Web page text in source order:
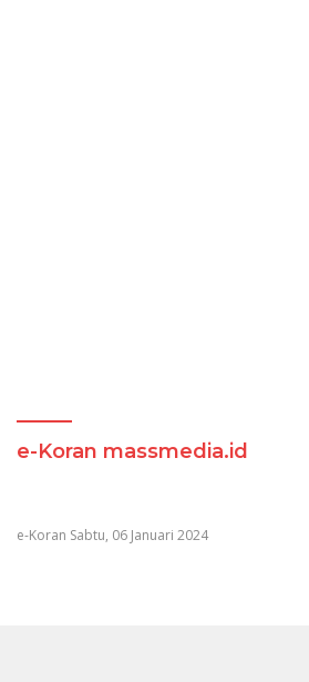
e-Koran massmedia.id
e-Koran Sabtu, 06 Januari 2024